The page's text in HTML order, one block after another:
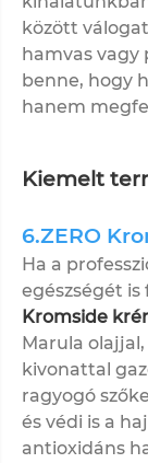
között
hamvas vagy
benne, hogy
hanem
Kiemelt
6.ZERO
Ha a
egészségét
Kromside
Marula olajjal,
kivonattal
ragyogó
és védi is a
antioxidáns